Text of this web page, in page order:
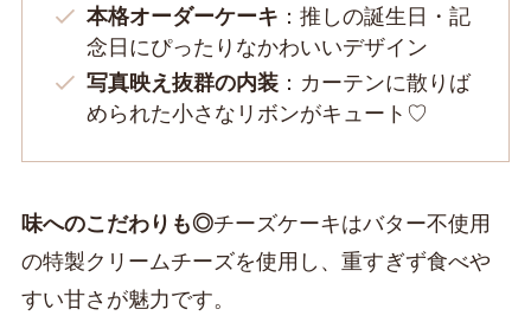
本格オーダーケーキ ：推しの誕生日・記
念日にぴったりなかわいいデザイン
写真映え抜群の内装：カーテンに散りば
められた小さなリボンがキュート♡
味へのこだわりも◎チーズケーキはバター不使用
の特製クリームチーズを使用し、重すぎず食べや
すい甘さが魅力です。